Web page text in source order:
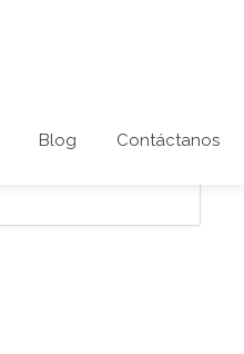
Blog Contáctanos